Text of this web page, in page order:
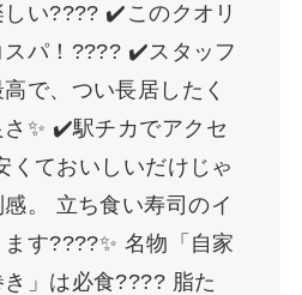
い???? ✔️このクオリ
スパ！???? ✔️スタッフ
で、つい長居したく
さ✨ ✔️駅チカでアクセ
くておいしいだけじゃ
。 立ち食い寿司のイ
す????✨ 名物「自家
」は必食???? 脂た